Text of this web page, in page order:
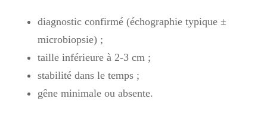
diagnostic confirmé (échographie typique ±
microbiopsie) ;
taille inférieure à 2-3 cm ;
stabilité dans le temps ;
gêne minimale ou absente.